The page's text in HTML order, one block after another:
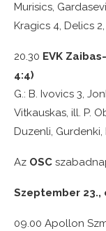
Murisics,
Kragics 4, Delics
20.30 EVK
4:4)
G.: B. Ivovics 3,
Vitkauskas, ill. P.
Duzenli, Gurdenki,
Az OSC
Szeptember
09.00 Apollon